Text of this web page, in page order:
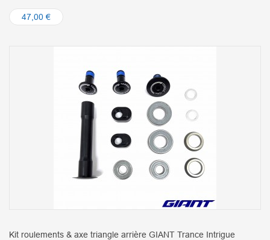
47,00 €
Kit roulements & axe triangle arrière GIANT Trance Intrigue